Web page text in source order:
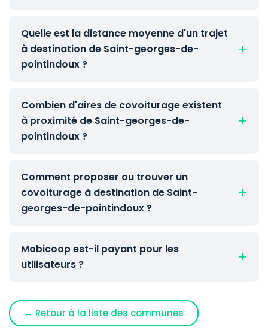
Quelle est la distance moyenne d'un trajet
à destination de Saint-georges-de-
pointindoux ?
Combien d'aires de covoiturage existent
à proximité de Saint-georges-de-
pointindoux ?
Comment proposer ou trouver un
covoiturage à destination de Saint-
georges-de-pointindoux ?
Mobicoop est-il payant pour les
utilisateurs ?
← Retour à la liste des communes